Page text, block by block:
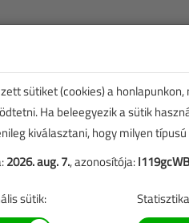
sütiket (cookies) a
Ha beleegyezik a sütik
kiválasztani, hogy milyen
2026. aug. 7., azonosítója:
sütik: